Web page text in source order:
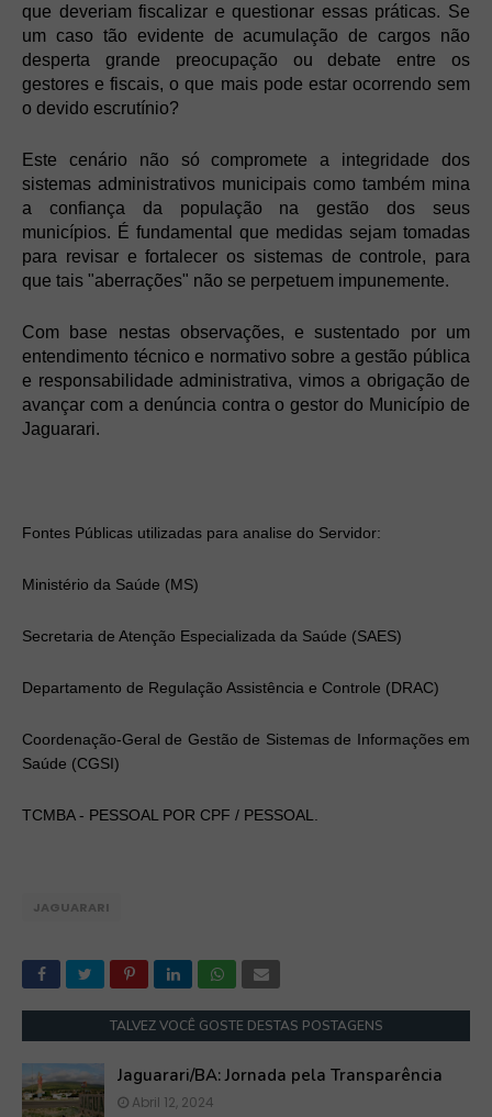
que deveriam fiscalizar e questionar essas práticas. Se
um caso tão evidente de acumulação de cargos não
desperta grande preocupação ou debate entre os
gestores e fiscais, o que mais pode estar ocorrendo sem
o devido escrutínio?
Este cenário não só compromete a integridade dos
sistemas administrativos municipais como também mina
a confiança da população na gestão dos seus
municípios. É fundamental que medidas sejam tomadas
para revisar e fortalecer os sistemas de controle, para
que tais "aberrações" não se perpetuem impunemente.
Com base nestas observações, e sustentado por um
entendimento técnico e normativo sobre a gestão pública
e responsabilidade administrativa, vimos a obrigação de
avançar com a denúncia contra o gestor do Município de
Jaguarari.
Fontes Públicas utilizadas para analise do Servidor:
Ministério da Saúde (MS)
Secretaria de Atenção Especializada da Saúde (SAES)
Departamento de Regulação Assistência e Controle (DRAC)
Coordenação-Geral de Gestão de Sistemas de Informações em
Saúde (CGSI)
TCMBA - PESSOAL POR CPF / PESSOAL.
JAGUARARI
TALVEZ VOCÊ GOSTE DESTAS POSTAGENS
Jaguarari/BA: Jornada pela Transparência
Abril 12, 2024